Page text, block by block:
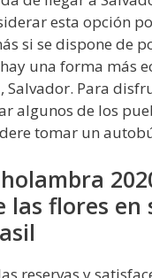
esta opción
si se dispone de
una forma más
Salvador. Para
algunos de los
tomar un
las flores en